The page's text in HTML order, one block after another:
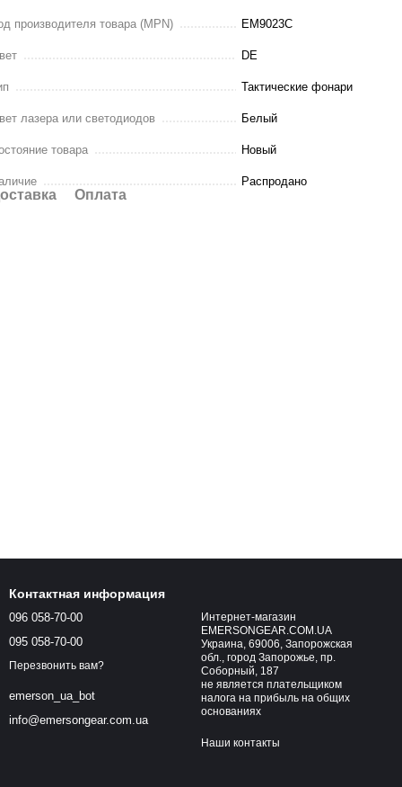
производителя товара (MPN) EM9023C
DE
Тактические фонари
лазера или светодиодов Белый
товара Новый
Распродано
Оплата
Контактная информация
096 058-70-00
095 058-70-00
Перезвонить вам?
emerson_ua_bot
info@emersongear.com.ua
Интернет-магазин
EMERSONGEAR.COM.UA
Украина, 69006, Запорожская
обл., город Запорожье, пр.
Соборный, 187
не является плательщиком
налога на прибыль на общих
основаниях
Наши контакты